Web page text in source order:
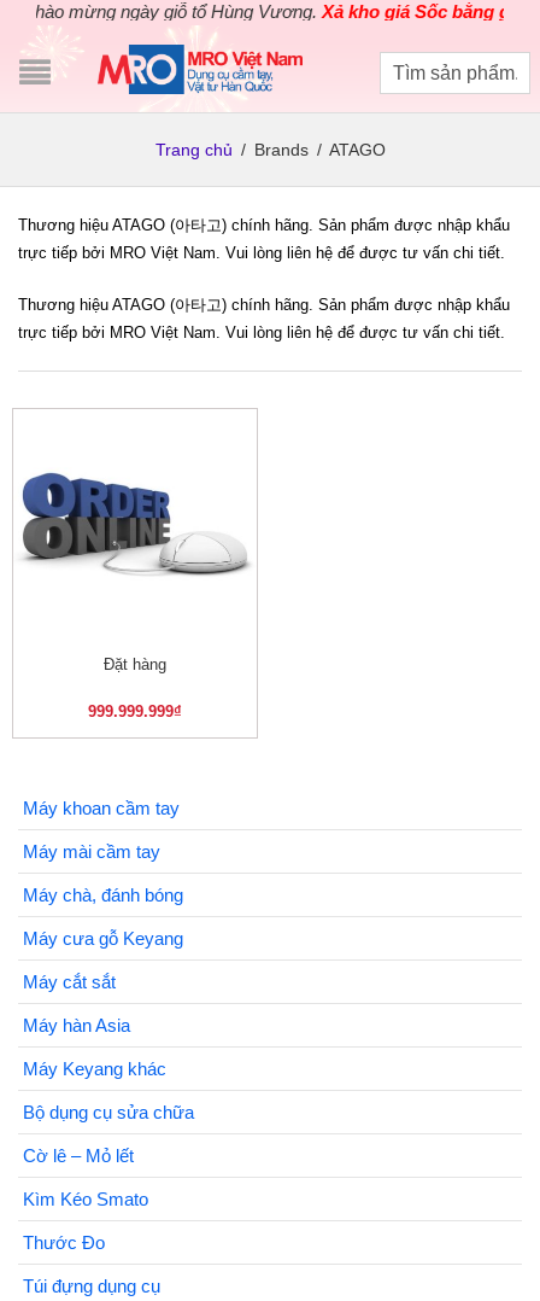
Chào mừng ngày giỗ tổ Hùng Vương.Xả kho giá Sốc bằng giá
Trang chủ / Brands / ATAGO
Thương hiệu ATAGO (아타고) chính hãng. Sản phẩm được nhập khẩu
trực tiếp bởi MRO Việt Nam. Vui lòng liên hệ để được tư vấn chi tiết.
Thương hiệu ATAGO (아타고) chính hãng. Sản phẩm được nhập khẩu
trực tiếp bởi MRO Việt Nam. Vui lòng liên hệ để được tư vấn chi tiết.
Đặt hàng
999.999.999₫
Máy khoan cầm tay
Máy mài cầm tay
Máy chà, đánh bóng
Máy cưa gỗ Keyang
Máy cắt sắt
Máy hàn Asia
Máy Keyang khác
Bộ dụng cụ sửa chữa
Cờ lê – Mỏ lết
Kìm Kéo Smato
Thước Đo
Túi đựng dụng cụ